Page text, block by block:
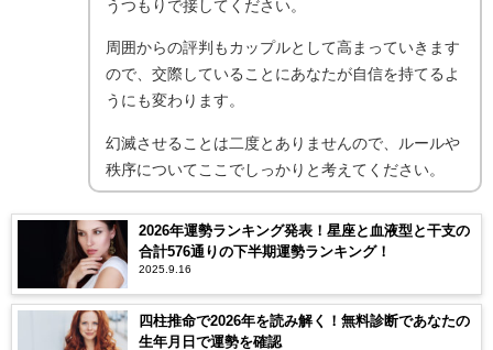
うつもりで接してください。
周囲からの評判もカップルとして高まっていきます
ので、交際していることにあなたが自信を持てるよ
うにも変わります。
幻滅させることは二度とありませんので、ルールや
秩序についてここでしっかりと考えてください。
2026年運勢ランキング発表！星座と血液型と干支の
合計576通りの下半期運勢ランキング！
2025.9.16
四柱推命で2026年を読み解く！無料診断であなたの
生年月日で運勢を確認